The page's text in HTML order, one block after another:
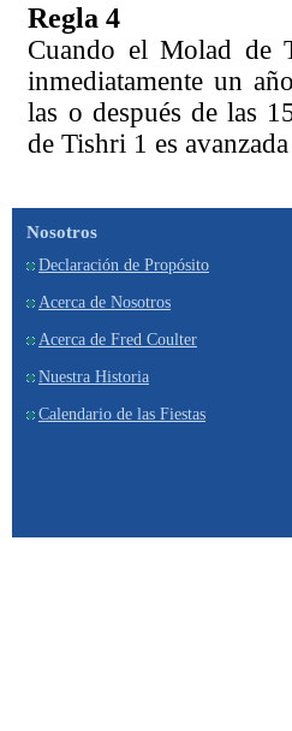
Regla 4
Cuando el Molad de
inmediatamente un
las o después de las
de Tishri 1 es
Nosotros
Declaración de Propósito
Acerca de Nosotros
Acerca de Fred Coulter
Nuestra Historia
Calendario de las Fiestas